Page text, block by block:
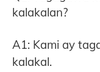
kalakalan?
A1: Kami ay
kalakal.